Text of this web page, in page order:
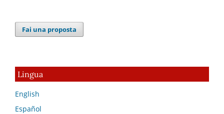
Fai una proposta
Lingua
English
Español